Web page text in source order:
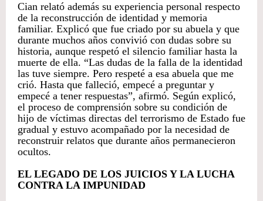
Cian relató además su experiencia personal respecto
de la reconstrucción de identidad y memoria
familiar. Explicó que fue criado por su abuela y que
durante muchos años convivió con dudas sobre su
historia, aunque respetó el silencio familiar hasta la
muerte de ella. “Las dudas de la falla de la identidad
las tuve siempre. Pero respeté a esa abuela que me
crió. Hasta que falleció, empecé a preguntar y
empecé a tener respuestas”, afirmó. Según explicó,
el proceso de comprensión sobre su condición de
hijo de víctimas directas del terrorismo de Estado fue
gradual y estuvo acompañado por la necesidad de
reconstruir relatos que durante años permanecieron
ocultos.
EL LEGADO DE LOS JUICIOS Y LA LUCHA
CONTRA LA IMPUNIDAD